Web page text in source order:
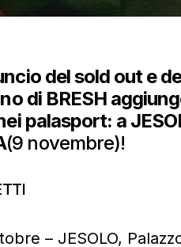
del sold out e
di BRESH
palasport: a
(9 novembre)!
– JESOLO,